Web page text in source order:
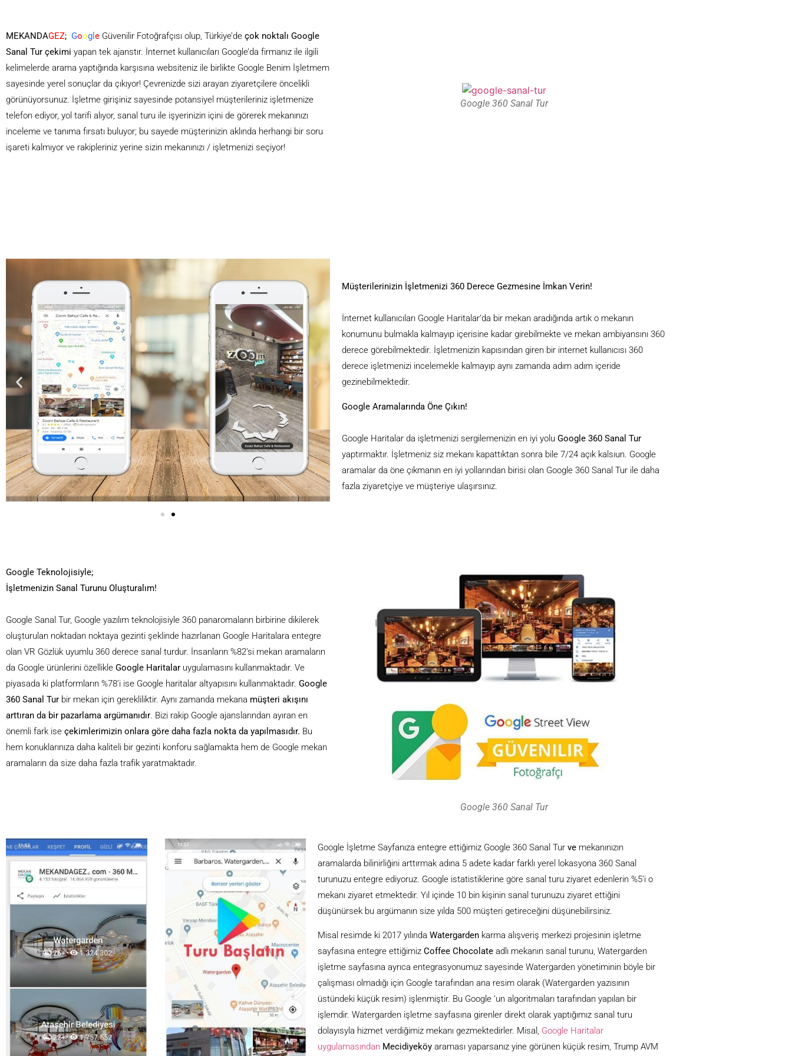
MEKANDAGEZ; Goog e Güvenilir Fotoğrafçısı olup, Türkiye’de çok noktalı Google
Sanal Tur çekimi yapan tek ajanstır. İnternet kullanıcıları Google’da firmanız ile ilgili
kelimelerde arama yaptığında karşısına websiteniz ile birlikte Google Benim İşletmem
sayesinde yerel sonuçlar da çıkıyor! Çevrenizde sizi arayan ziyaretçilere öncelikli
görünüyorsunuz. İşletme girişiniz sayesinde potansiyel müşterileriniz işletmenize
telefon ediyor, yol tarifi alıyor, sanal turu ile işyerinizin içini de görerek mekanınızı
inceleme ve tanıma fırsatı buluyor; bu sayede müşterinizin aklında herhangi bir soru
işareti kalmıyor ve rakipleriniz yerine sizin mekanınızı / işletmenizi seçiyor!
Google 360 Sanal Tur
Müşterilerinizin İşletmenizi 360 Derece Gezmesine İmkan Verin!
İnternet kullanıcıları Google Haritalar’da bir mekan aradığında artık o mekanın
konumunu bulmakla kalmayıp içerisine kadar girebilmekte ve mekan ambiyansını 360
derece görebilmektedir. İşletmenizin kapısından giren bir internet kullanıcısı 360
derece işletmenizi incelemekle kalmayıp aynı zamanda adım adım içeride
gezinebilmektedir.
Google Aramalarında Öne Çıkın!
Google Haritalar da işletmenizi sergilemenizin en iyi yolu Google 360 Sanal Tur
yaptırmaktır. İşletmeniz siz mekanı kapattıktan sonra bile 7/24 açık kalsıun. Google
aramalar da öne çıkmanın en iyi yollarından birisi olan Google 360 Sanal Tur ile daha
fazla ziyaretçiye ve müşteriye ulaşırsınız.
Google Teknolojisiyle;
İşletmenizin Sanal Turunu Oluşturalım!
Google Sanal Tur, Google yazılım teknolojisiyle 360 panaromaların birbirine dikilerek
oluşturulan noktadan noktaya gezinti şeklinde hazırlanan Google Haritalara entegre
olan VR Gözlük uyumlu 360 derece sanal turdur. İnsanların %82’si mekan aramaların
da Google ürünlerini özellikle Google Haritalar uygulamasını kullanmaktadır. Ve
piyasada ki platformların %78’i ise Google haritalar altyapısını kullanmaktadır. Google
360 Sanal Tur bir mekan için gerekliliktir. Aynı zamanda mekana müşteri akışını
arttıran da bir pazarlama argümanıdır. Bizi rakip Google ajanslarından ayıran en
önemli fark ise çekimlerimizin onlara göre daha fazla nokta da yapılmasıdır. Bu
hem konuklarınıza daha kaliteli bir gezinti konforu sağlamakta hem de Google mekan
aramaların da size daha fazla trafik yaratmaktadır.
Google 360 Sanal Tur
Google İşletme Sayfanıza entegre ettiğimiz Google 360 Sanal Tur ve mekanınızın
aramalarda bilinirliğini arttırmak adına 5 adete kadar farklı yerel lokasyona 360 Sanal
turunuzu entegre ediyoruz. Google istatistiklerine göre sanal turu ziyaret edenlerin %5’i o
mekanı ziyaret etmektedir. Yıl içinde 10 bin kişinin sanal turunuzu ziyaret ettiğini
düşünürsek bu argümanın size yılda 500 müşteri getireceğini düşünebilirsiniz.
Misal resimde ki 2017 yılında Watergarden karma alışveriş merkezi projesinin işletme
sayfasına entegre ettiğimiz Coffee Chocolate adlı mekanın sanal turunu, Watergarden
işletme sayfasına ayrıca entegrasyonumuz sayesinde Watergarden yönetiminin böyle bir
çalışması olmadığı için Google tarafından ana resim olarak (Watergarden yazısının
üstündeki küçük resim) işlenmiştir. Bu Google ‘un algoritmaları tarafından yapılan bir
işlemdir. Watergarden işletme sayfasına girenler direkt olarak yaptığımız sanal turu
dolayısyla hizmet verdiğimiz mekanı gezmektedirler. Misal, Google Haritalar
uygulamasından Mecidiyeköy araması yaparsanız yine görünen küçük resim, Trump AVM